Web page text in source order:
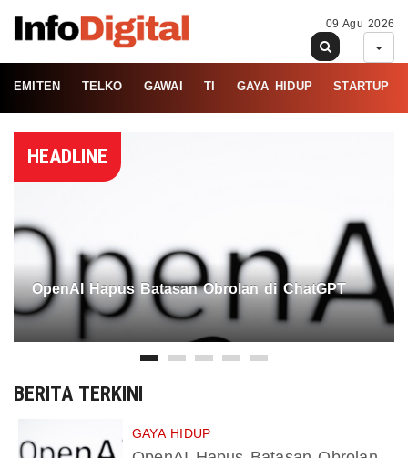
09 Agu 2026
EMITEN TELKO GAWAI TI GAYA HIDUP STARTUP
HEADLINE
OpenAI Hapus Batasan Obrolan di ChatGPT
BERITA TERKINI
GAYA HIDUP